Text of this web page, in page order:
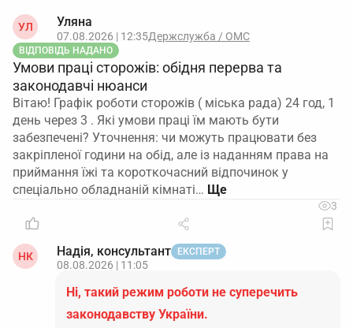
УЛ Уляна
07.08.2026 | 12:35Держслужба / ОМС
ВІДПОВІДЬ НАДАНО
Умови праці сторожів: обідня перерва та
законодавчі нюанси
Вітаю! Графік роботи сторожів ( міська рада) 24 год, 1
день через 3 . Які умови праці їм мають бути
забезпечені? Уточнення: чи можуть працювати без
закріпленої години на обід, але із наданням права на
приймання їжі та короткочасний відпочинок у
спеціально обладнаній кімнаті…
3
НК Надія, консультант ЕКСПЕРТ
08.08.2026 | 11:05
Ні, такий режим роботи не суперечить
законодавству України.